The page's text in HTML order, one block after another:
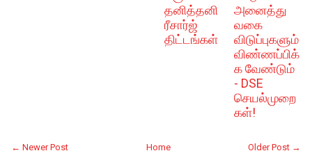
தனித்தனி
ரீசார்ஜ்
திட்டங்கள்
அனைத்து
வகை
விடுப்புகளும்
விண்ணப்பிக்
க வேண்டும்
- DSE
செயல்முறை
கள்!
← Newer Post Older Post →
Home